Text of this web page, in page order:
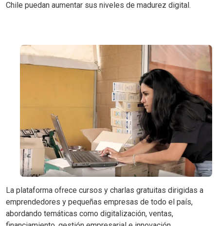
Chile puedan aumentar sus niveles de madurez digital.
La plataforma ofrece cursos y charlas gratuitas dirigidas a
emprendedores y pequeñas empresas de todo el país,
abordando temáticas como digitalización, ventas,